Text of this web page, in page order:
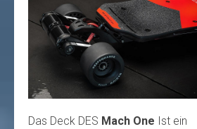
Das Deck DES Mach One Ist ein